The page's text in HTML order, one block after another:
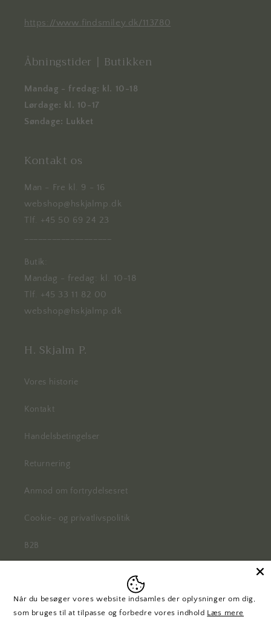
https://www.findsmiley.dk/113780
Åbningstider | Butikken
Mandag - fredag: kl. 10-18
Lørdage: kl. 10-17
Søndage: Lukket
Kontakt os
Man - Fre kl. 9 - 16
webshop@hskjalmp.dk
Tlf. +45 50 69 24 23
Butik:
Mandag - fredag: kl. 10-18
Tlf. +45 33 11 82 00
webshop@hskjalmp.dk
H. Skjalm P.
Vores historie
Kontakt
Handelsbetingelser
Returnering
Anmod om fortrydelsesret
Cookie- og privatlivspolitik
B2B
FacebookInstagramPinterest
Når du besøger vores website indsamles der oplysninger om dig,
som bruges til at tilpasse og forbedre vores indhold Læs mere